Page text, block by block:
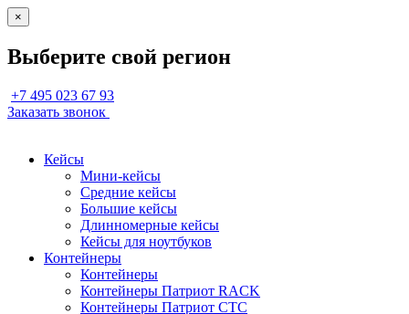
×
Выберите свой регион
+7 495 023 67 93
Заказать звонок
Кейсы
Мини-кейсы
Средние кейсы
Большие кейсы
Длинномерные кейсы
Кейсы для ноутбуков
Контейнеры
Контейнеры
Контейнеры Патриот RACK
Контейнеры Патриот СТС